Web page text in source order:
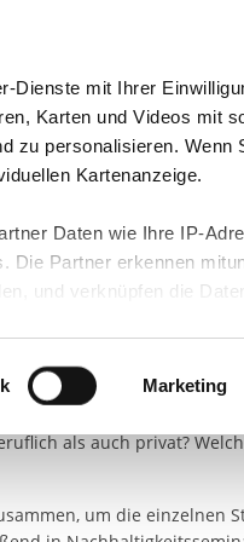
Dienste mit Ihrer
Karten und Videos mit
zu personalisieren. Wenn
Kartenanzeige.
Daten wie Ihre IP-
Die Partner erkennen
und verknüpfen die Daten
und in unsererCookie-
sind, müssen Sie
widerrufen. Bitte
Marketing
Jobs & Karriere
der IB Stiftung. Die Idee
Orten und
als auch privat?
um die einzelnen